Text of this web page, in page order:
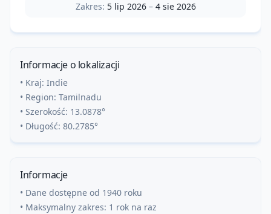
Zakres: 5 lip 2026– 4 sie 2026
Informacje o lokalizacji
• Kraj: Indie
• Region: Tamilnadu
• Szerokość: 13.0878°
• Długość: 80.2785°
Informacje
• Dane dostępne od 1940 roku
• Maksymalny zakres: 1 rok na raz